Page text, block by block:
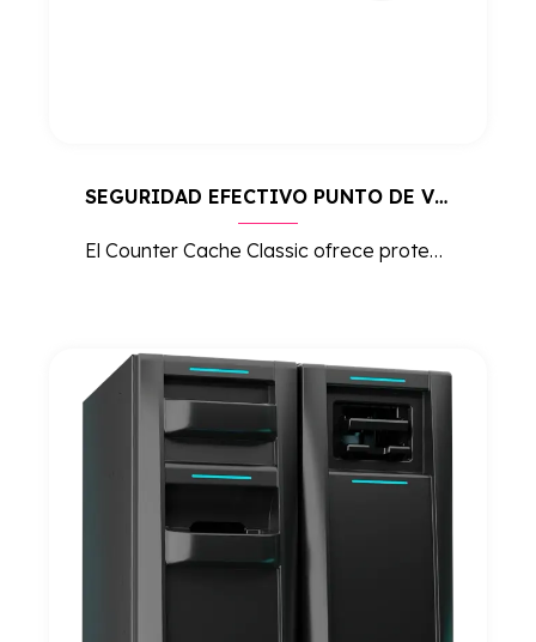
SEGURIDAD EFECTIVO PUNTO DE VENTA COUNTER CACHE CLASSIC
El Counter Cache Classic ofrece protección avanzada para el manejo de efectivo en puntos de venta, optimizando la seguridad y reduciendo riesgos de robos y errores.